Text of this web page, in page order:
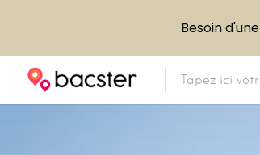
Besoin d'une